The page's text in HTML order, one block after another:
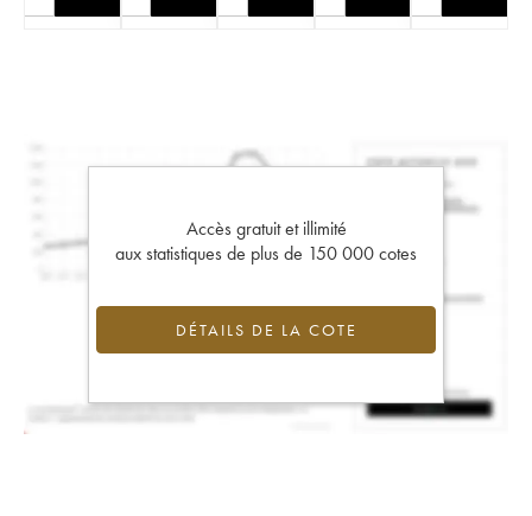
Accès gratuit et illimité
aux statistiques de plus de 150 000 cotes
DÉTAILS DE LA COTE